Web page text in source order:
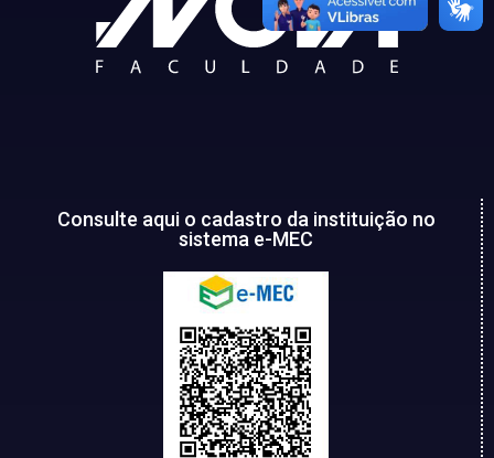
Consulte aqui o cadastro da instituição no
sistema e-MEC